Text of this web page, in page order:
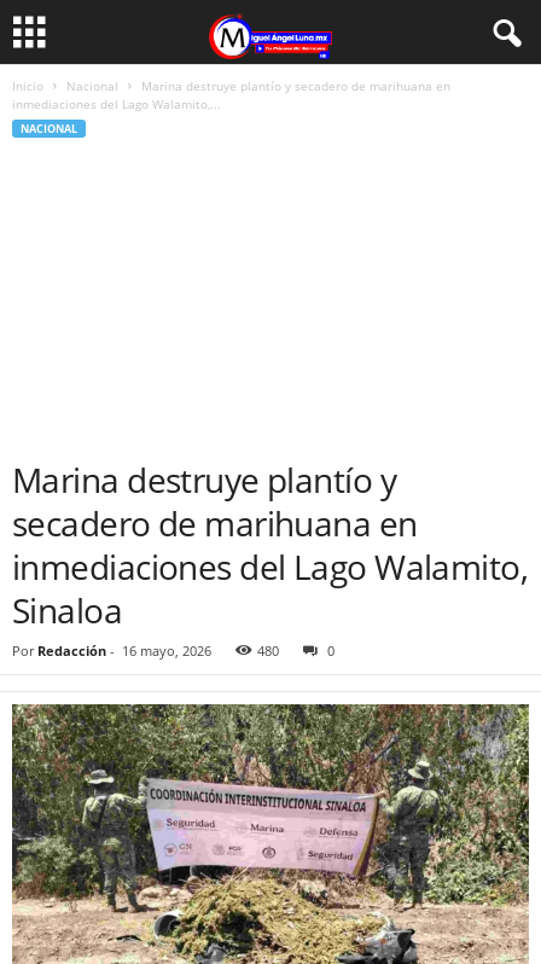
Inicio Nacional
Marina destruye plantío y secadero de marihuana en
inmediaciones del Lago Walamito,...
NACIONAL
Marina destruye plantío y
secadero de marihuana en
inmediaciones del Lago Walamito,
Sinaloa
Por Redacción - 16 mayo, 2026 480 0